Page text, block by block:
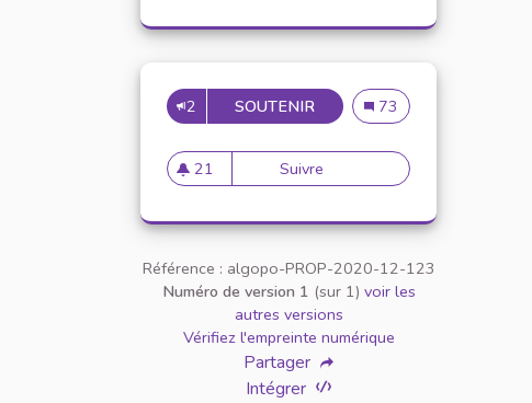
2 SOUTENIR INCLUSION DES
Inclusion des
73
21
21 abonnés
Suivre Inclusion des étudiants en
Référence : algopo-PROP-2020-12-123
Numéro de version 1 (sur 1) voir les
autres versions
Vérifiez l'empreinte numérique
Partager
Intégrer